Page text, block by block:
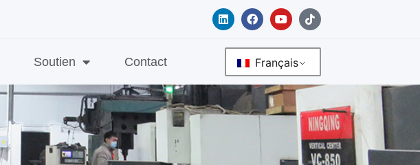
L
i
k
i
n
F
a
e
b
o
o
k
Y
o
t
u
b
e
T
i
t
Soutien Contact Français